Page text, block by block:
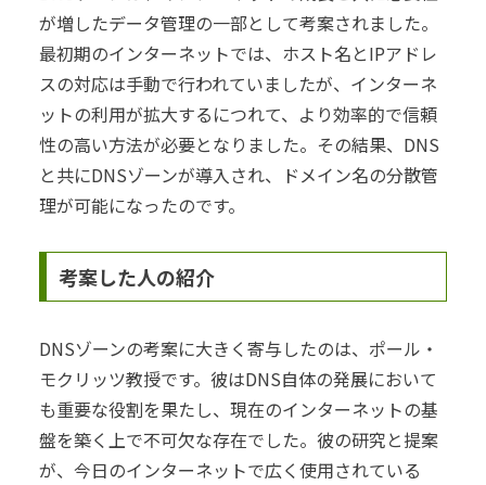
が増したデータ管理の一部として考案されました。
最初期のインターネットでは、ホスト名とIPアドレ
スの対応は手動で行われていましたが、インターネ
ットの利用が拡大するにつれて、より効率的で信頼
性の高い方法が必要となりました。その結果、DNS
と共にDNSゾーンが導入され、ドメイン名の分散管
理が可能になったのです。
考案した人の紹介
DNSゾーンの考案に大きく寄与したのは、ポール・
モクリッツ教授です。彼はDNS自体の発展において
も重要な役割を果たし、現在のインターネットの基
盤を築く上で不可欠な存在でした。彼の研究と提案
が、今日のインターネットで広く使用されている